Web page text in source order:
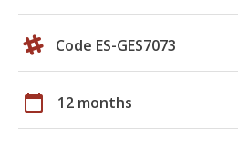
Code ES-GES7073
calendar_today 12 months